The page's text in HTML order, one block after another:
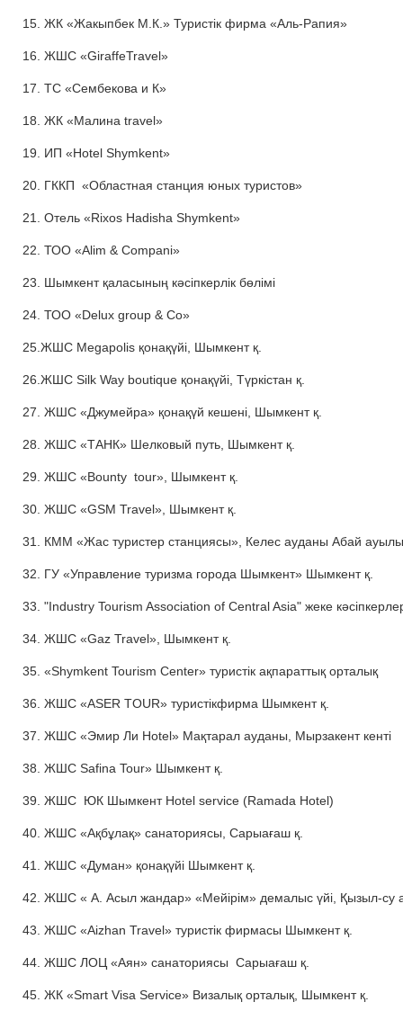
15. ЖК «Жакыпбек М.К.» Туристік фирма «Аль-Рапия»
16. ЖШС «GiraffeTravel»
17. ТС «Сембекова и К»
18. ЖК «Малина travel»
19. ИП «Hotel Shymkent»
20. ГККП «Областная станция юных туристов»
21. Отель «Rixos Hadisha Shymkent»
22. ТОО «Alim & Compani»
23. Шымкент қаласының кәсіпкерлік бөлімі
24. ТОО «Delux group & Сo»
25.ЖШС Megapolis қонақүйі, Шымкент қ.
26.ЖШС Silk Way boutique қонақүйі, Түркістан қ.
27. ЖШС «Джумейра» қонақүй кешені, Шымкент қ.
28. ЖШС «ТАНК» Шелковый путь, Шымкент қ.
29. ЖШС «Bounty tour», Шымкент қ.
30. ЖШС «GSM Travel», Шымкент қ.
31. КММ «Жас туристер станциясы», Келес ауданы Абай ауылы
32. ГУ «Управление туризма города Шымкент» Шымкент қ.
33. "Industry Tourism Association of Central Asia" жеке
34. ЖШС «Gaz Travel», Шымкент қ.
35. «Shymkent Tourism Center» туристік ақпараттық орталық
36. ЖШС «ASER TOUR» туристікфирма Шымкент қ.
37. ЖШС «Эмир Ли Hotel» Мақтарал ауданы, Мырзакент кенті
38. ЖШС Safina Tour» Шымкент қ.
39. ЖШС ЮК Шымкент Hotel service (Ramada Hotel)
40. ЖШС «Ақбұлақ» санаториясы, Сарыағаш қ.
41. ЖШС «Думан» қонақүйі Шымкент қ.
42. ЖШС « А. Асыл жандар» «Мейірім» демалыс үйі, Қызыл-су
43. ЖШС «Aizhan Travel» туристік фирмасы Шымкент қ.
44. ЖШС ЛОЦ «Аян» санаториясы Сарыағаш қ.
45. ЖК «Smart Visa Service» Визалық орталық, Шымкент қ.